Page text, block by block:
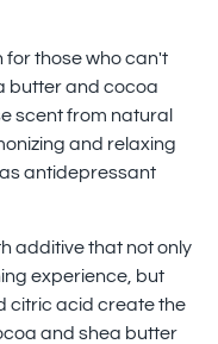
for those who can't
butter and cocoa
scent from natural
and relaxing
antidepressant
additive that not only
experience, but
citric acid create the
and shea butter